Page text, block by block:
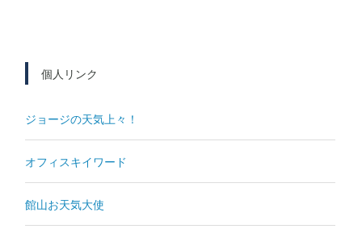
個人リンク
ジョージの天気上々！
オフィスキイワード
館山お天気大使